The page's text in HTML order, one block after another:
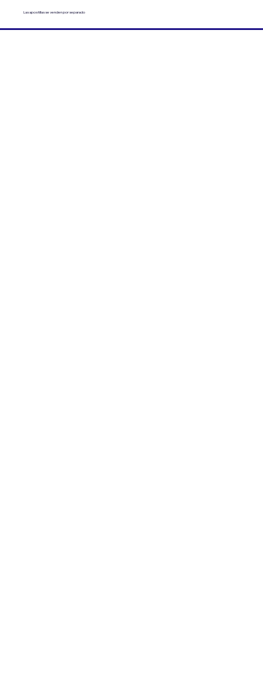
Las apostillas se venden por separado